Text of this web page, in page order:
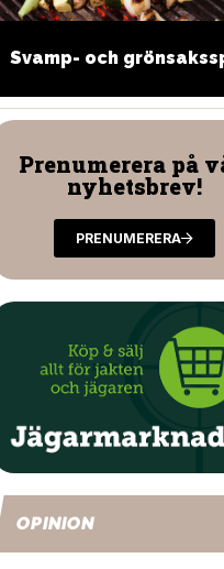
i
Svamp- och
Prenumerera på
nyhetsbrev!
PRENUMERERA
OPINION